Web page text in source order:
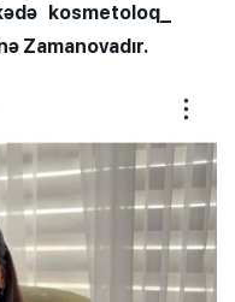
kosmetoloq_
Zamanovadır.